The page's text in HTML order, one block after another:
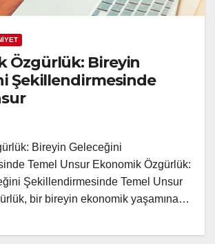
Özgürlük: Bireyin
Şekillendirmesinde
Bireyin Geleceğini
Temel Unsur Ekonomik Özgürlük:
Şekillendirmesinde Temel Unsur
bir bireyin ekonomik yaşamına…